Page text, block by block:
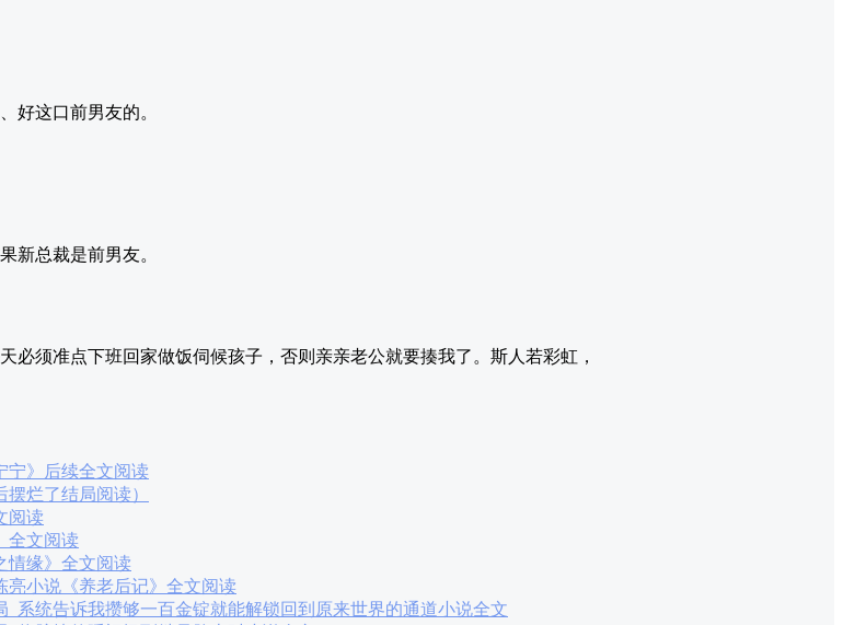
好这口前男友的。
新总裁是前男友。
必须准点下班回家做饭伺候孩子，否则亲亲老公就要揍我了。斯人若彩虹，
宁》后续全文阅读
烂了结局阅读）
阅读
全文阅读
情缘》全文阅读
小说《养老后记》全文阅读
_系统告诉我攒够一百金锭就能解锁回到原来世界的通道小说全文